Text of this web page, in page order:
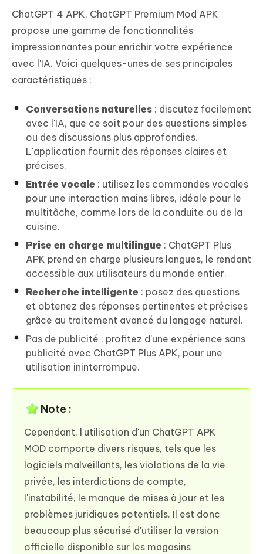
ChatGPT 4 APK, ChatGPT Premium Mod APK
propose une gamme de fonctionnalités
impressionnantes pour enrichir votre expérience
avec l'IA. Voici quelques-unes de ses principales
caractéristiques :
Conversations naturelles : discutez facilement
avec l'IA, que ce soit pour des questions simples
ou des discussions plus approfondies.
L'application fournit des réponses claires et
précises.
Entrée vocale : utilisez les commandes vocales
pour une interaction mains libres, idéale pour le
multitâche, comme lors de la conduite ou de la
cuisine.
Prise en charge multilingue : ChatGPT Plus
APK prend en charge plusieurs langues, le rendant
accessible aux utilisateurs du monde entier.
Recherche intelligente : posez des questions
et obtenez des réponses pertinentes et précises
grâce au traitement avancé du langage naturel.
Pas de publicité : profitez d'une expérience sans
publicité avec ChatGPT Plus APK, pour une
utilisation ininterrompue.
Note :
Cependant, l'utilisation d'un ChatGPT APK
MOD comporte divers risques, tels que les
logiciels malveillants, les violations de la vie
privée, les interdictions de compte,
l'instabilité, le manque de mises à jour et les
problèmes juridiques potentiels. Il est donc
beaucoup plus sécurisé d'utiliser la version
officielle disponible sur les magasins